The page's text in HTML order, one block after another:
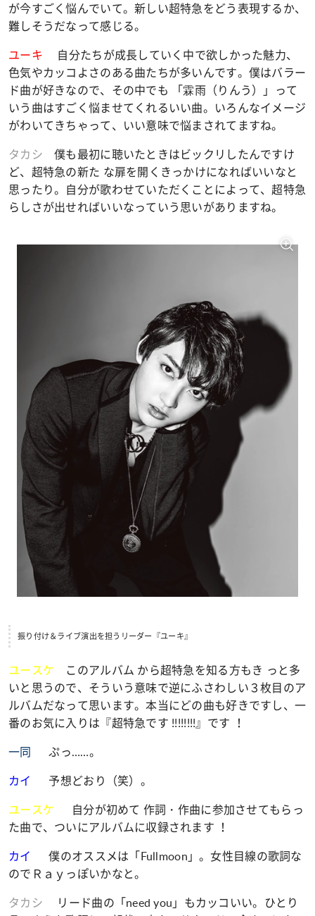
が今すごく悩んでいて。新しい超特急をどう表現するか、
難しそうだなって感じる。
ユーキ 自分たちが成長していく中で欲しかった魅力、
色気やカッコよさのある曲たちが多いんです。僕はバラー
ド曲が好きなので、その中でも 「霖雨（りんう）」って
いう曲はすごく悩ませてくれるいい曲。いろんなイメージ
がわいてきちゃって、いい意味で悩まされてますね。
タカシ 僕も最初に聴いたときはビックリしたんですけ
ど、超特急の新た な扉を開くきっかけになればいいなと
思ったり。自分が歌わせていただくことによって、超特急
らしさが出せればいいなっていう思いがありますね。
振り付け＆ライブ演出を担うリーダー『ユーキ』
ユースケ このアルバム から超特急を知る方もき っと多
いと思うので、そういう意味で逆にふさわしい３枚目のア
ルバムだなって思います。本当にどの曲も好きですし、一
番のお気に入りは『超特急です !!!!!!!!』です ！
一同 ぷっ……。
カイ
予想どおり（笑）。
ユースケ 自分が初めて 作詞・作曲に参加させてもらっ
た曲で、ついにアルバムに収録されます ！
カイ
僕のオススメは「Fullmoon」。女性目線の歌詞な
のでＲａｙっぽいかなと。
タカシ リード曲の「need you」もカッコいい。ひとり